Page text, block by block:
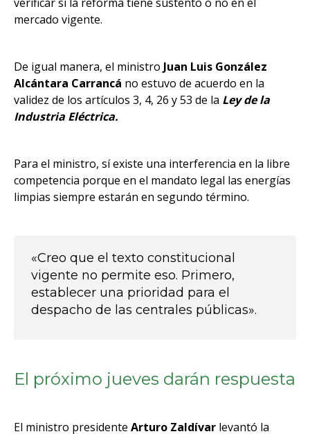
mercado vigente.
De igual manera, el ministro Juan Luis González
Alcántara Carrancá no estuvo de acuerdo en la
validez de los artículos 3, 4, 26 y 53 de la Ley de la
Industria Eléctrica.
Para el ministro, sí existe una interferencia en la libre
competencia porque en el mandato legal las energías
limpias siempre estarán en segundo término.
«Creo que el texto constitucional
vigente no permite eso. Primero,
establecer una prioridad para el
despacho de las centrales públicas».
El próximo jueves darán respuesta
El ministro presidente Arturo Zaldívar levantó la